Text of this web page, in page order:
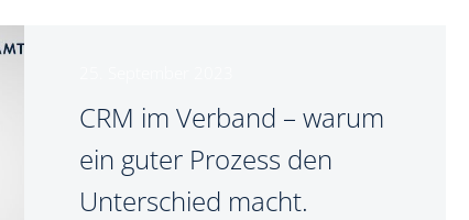
CRM im Verband – warum
ein guter Prozess den
Unterschied macht.